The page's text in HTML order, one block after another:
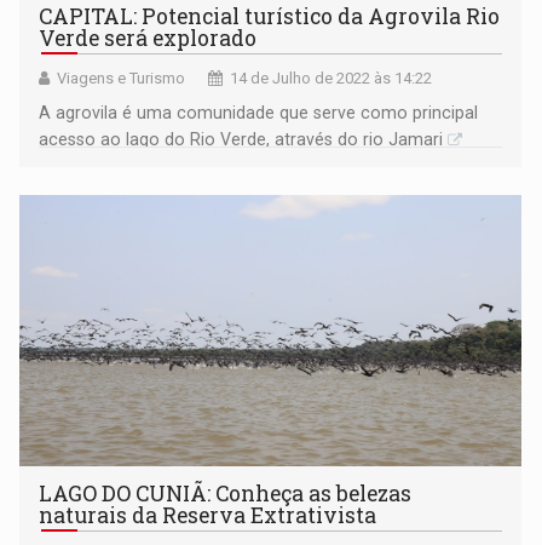
CAPITAL: Potencial turístico da Agrovila Rio
Verde será explorado
Viagens e Turismo 14 de Julho de 2022 às 14:22
A agrovila é uma comunidade que serve como principal
acesso ao lago do Rio Verde, através do rio Jamari
LAGO DO CUNIÃ: Conheça as belezas
naturais da Reserva Extrativista